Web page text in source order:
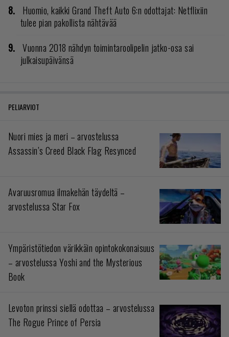
Huomio, kaikki Grand Theft Auto 6:n odottajat: Netflixiin
tulee pian pakollista nähtävää
Vuonna 2018 nähdyn toimintaroolipelin jatko-osa sai
julkaisupäivänsä
PELIARVIOT
Nuori mies ja meri – arvostelussa
Assassin’s Creed Black Flag Resynced
Avaruusromua ilmakehän täydeltä –
arvostelussa Star Fox
Ympäristötiedon värikkäin opintokokonaisuus
– arvostelussa Yoshi and the Mysterious
Book
Levoton prinssi siellä odottaa – arvostelussa
The Rogue Prince of Persia